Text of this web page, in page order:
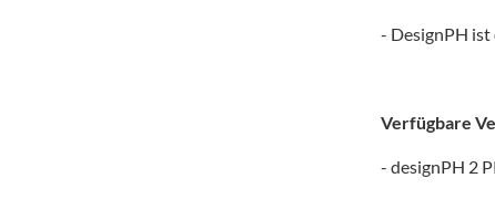
- DesignPH ist
Verfügbare
- designPH 2